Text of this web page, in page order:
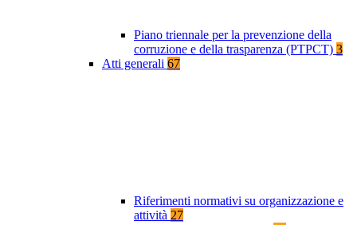
Piano triennale per la prevenzione della
corruzione e della trasparenza (PTPCT) 3
Atti generali 67
Riferimenti normativi su organizzazione e
attività 27